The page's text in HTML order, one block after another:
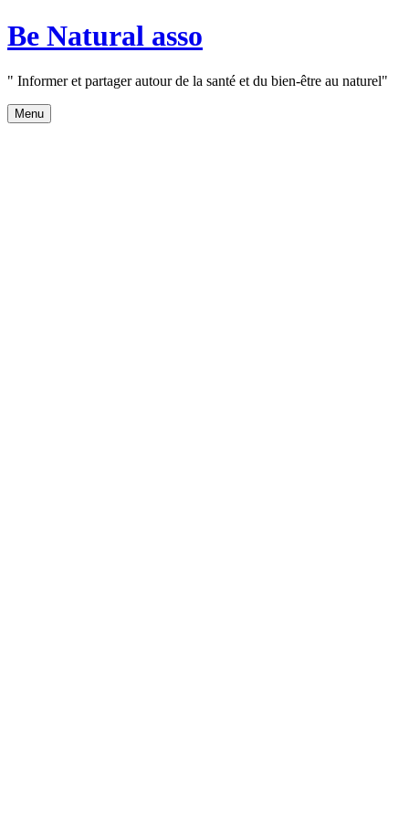
Aller
au
Be Natural asso
" Informer et partager autour de la santé et du bien-être au naturel"
Menu